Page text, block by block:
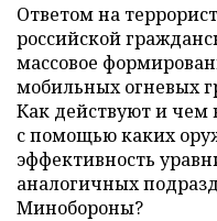
Ответом на
российской
массовое
мобильных огневых
Как действуют и чем
с помощью каких
эффективность
аналогичных
Минобороны?